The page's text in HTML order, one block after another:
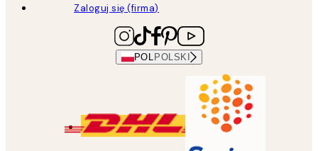
Zaloguj się (firma)
POL POLSKI